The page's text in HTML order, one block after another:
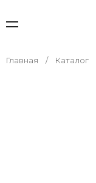
Главная Каталог